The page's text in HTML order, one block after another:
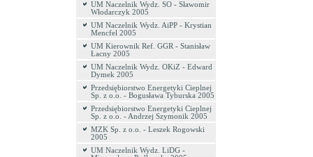
UM Naczelnik Wydz. SO - Sławomir
Włodarczyk 2005
UM Naczelnik Wydz. AiPP - Krystian
Mencfel 2005
UM Kierownik Ref. GGR - Stanisław
Łacny 2005
UM Naczelnik Wydz. OKiZ - Edward
Dymek 2005
Przedsiębiorstwo Energetyki Cieplnej
Sp. z o.o. - Bogusława Tyburska 2005
Przedsiębiorstwo Energetyki Cieplnej
Sp. z o.o. - Andrzej Szymonik 2005
MZK Sp. z o.o. - Leszek Rogowski
2005
UM Naczelnik Wydz. LiDG -